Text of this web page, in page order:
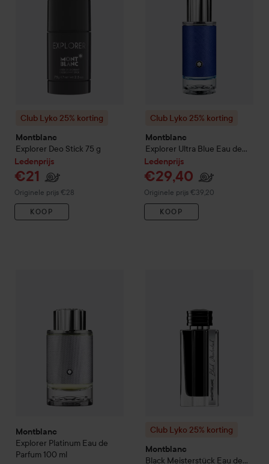
Club Lyko 25% korting
Montblanc
Explorer Deo Stick 75 g
Ledenprijs
€21
Originele prijs €28
Normale prijs €28
KOOP
Club Lyko 25% korting
Montblanc
Explorer Ultra Blue Eau de
Parfum 30 ml
Ledenprijs
€29,40
Originele prijs €39,20
Normale prijs €39,20
KOOP
Montblanc
Explorer Platinum Eau de
Parfum 100 ml
Club Lyko 25% korting
Montblanc
Black Meisterstück Eau de